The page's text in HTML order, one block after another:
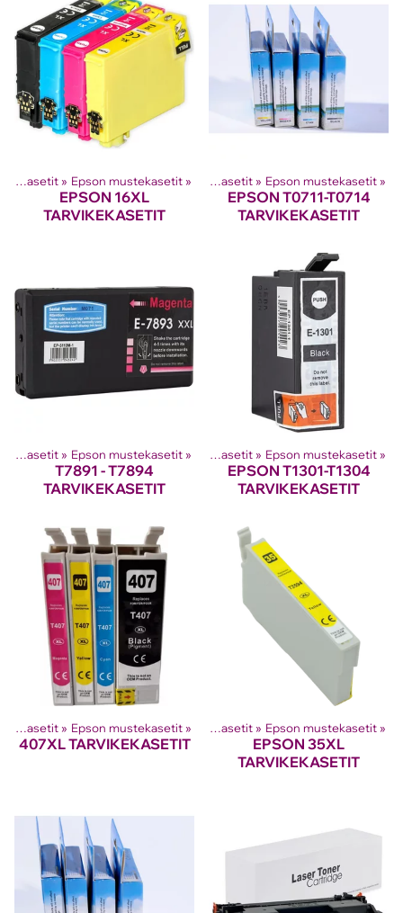
Mustesuihkutulostinten kasetit ‪» Epson mustekasetit ‪»
EPSON 16XL
TARVIKEKASETIT
Tuotteet ‪» Mustesuihkutulostinten kasetit ‪» Epson mustekasetit ‪»
EPSON T0711-T0714
TARVIKEKASETIT
Mustesuihkutulostinten kasetit ‪» Epson mustekasetit ‪»
T7891 - T7894
TARVIKEKASETIT
Tuotteet ‪» Mustesuihkutulostinten kasetit ‪» Epson mustekasetit ‪»
EPSON T1301-T1304
TARVIKEKASETIT
Mustesuihkutulostinten kasetit ‪» Epson mustekasetit ‪»
407XL TARVIKEKASETIT
Tuotteet ‪» Mustesuihkutulostinten kasetit ‪» Epson mustekasetit ‪»
EPSON 35XL
TARVIKEKASETIT